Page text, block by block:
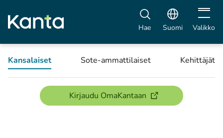
Hae Suomi Avaa
Valikko
Kansalaiset Sote-ammattilaiset Kehittäjät
Kirjaudu OmaKantaan(avautuu uuteen